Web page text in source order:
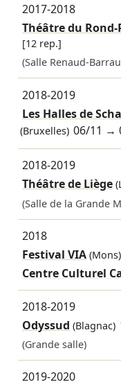
2017-2018
Théâtre du
[12 rep.]
(Salle Renaud-
2018-2019
Les Halles de
(Bruxelles) 06/11 →
2018-2019
Théâtre de Liège
(Salle de la Grande
2018
Festival VIA(Mons)
Centre Culturel
2018-2019
Odyssud (Blagnac)
(Grande salle)
2019-2020